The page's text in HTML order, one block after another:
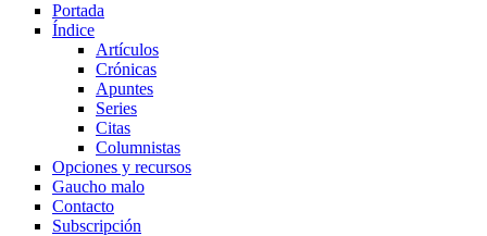
Portada
Índice
Artículos
Crónicas
Apuntes
Series
Citas
Columnistas
Opciones y recursos
Gaucho malo
Contacto
Subscripción